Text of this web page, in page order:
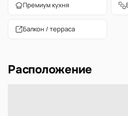
Премиум кухня
Балкон / терраса
Расположение